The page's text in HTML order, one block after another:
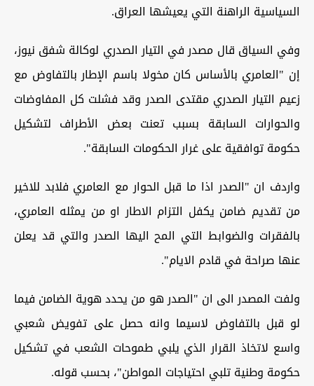
السياسية الراهنة التي يعيشها العراق.
وفي السياق قال مصدر في التيار الصدري لوكالة شفق نيوز،
إن "العامري بالأساس كان مخولا باسم الإطار بالتفاوض مع
زعيم التيار الصدري مقتدى الصدر وقد فشلت كل المفاوضات
والحوارات السابقة بسبب تعنت بعض الأطراف لتشكيل
حكومة توافقية على غرار الحكومات السابقة".
واردف ان "الصدر اذا ما قبل الحوار مع العامري فلابد للاخير
من تقديم ضامن يكفل التزام الاطار او من يمثله العامري،
بالفقرات والضوابط التي المح اليها الصدر والتي قد يعلن
عنها صراحة في قادم الايام".
ولفت المصدر الى ان "الصدر هو من يحدد هوية الضامن فيما
لو قبل بالتفاوض لاسيما وانه حصل على تفويض شعبي
واسع لاتخاذ القرار الذي يلبي طموحات الشعب في تشكيل
حكومة وطنية تلبي احتياجات المواطن"، بحسب قوله.